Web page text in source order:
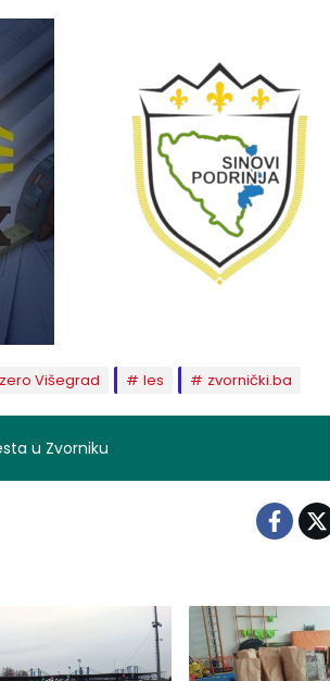
Višegrad les zvornički.ba
u Zvorniku